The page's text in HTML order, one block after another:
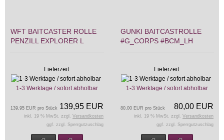
WFT BAITCASTER ROLLE
PENZILL EXPLORER L
Lieferzeit:
1-3 Werktage / sofort abholbar
139,95 EUR
139,95 EUR pro Stück
inkl. 19 % MwSt. zzgl. Versandkosten
ggf. zzgl. Sperrgutzuschlag
GUNKI BAITCASTROLLE
#G_CORPS #BCM_LH
Lieferzeit:
1-3 Werktage / sofort abholbar
80,00 EUR
80,00 EUR pro Stück
inkl. 19 % MwSt. zzgl. Versandkosten
ggf. zzgl. Sperrgutzuschlag